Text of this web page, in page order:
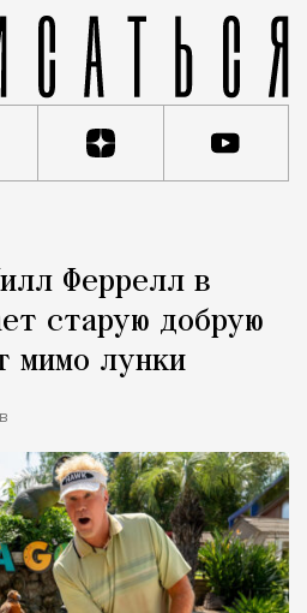
Феррелл в
старую добрую
мимо лунки